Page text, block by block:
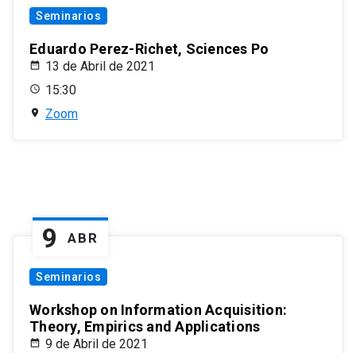
Seminarios
Eduardo Perez-Richet, Sciences Po
13 de Abril de 2021
15:30
Zoom
9 ABR
Seminarios
Workshop on Information Acquisition:
Theory, Empirics and Applications
9 de Abril de 2021